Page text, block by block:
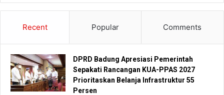
Recent Popular Comments
DPRD Badung Apresiasi Pemerintah
Sepakati Rancangan KUA-PPAS 2027
Prioritaskan Belanja Infrastruktur 55
Persen